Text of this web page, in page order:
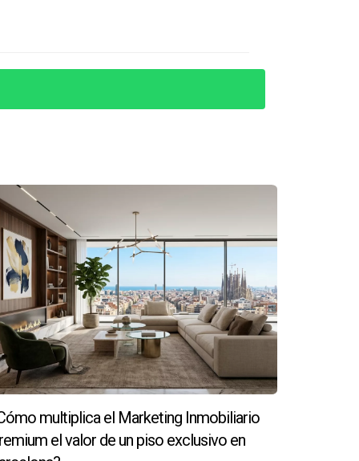
imágenes del exterior y del interior.
con uno mal presentado.
personas o elementos distractivos.
multiplica el Marketing Inmobiliario
el valor de un piso exclusivo en